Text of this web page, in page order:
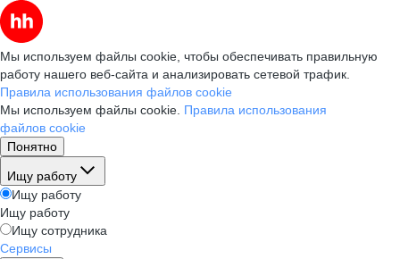
Мы используем файлы cookie, чтобы обеспечивать правильную
работу нашего веб-сайта и анализировать сетевой трафик.
Правила использования файлов cookie
Мы используем файлы cookie. Правила использования
файлов cookie
Понятно
Ищу работу
Ищу работу
Ищу работу
Ищу сотрудника
Сервисы